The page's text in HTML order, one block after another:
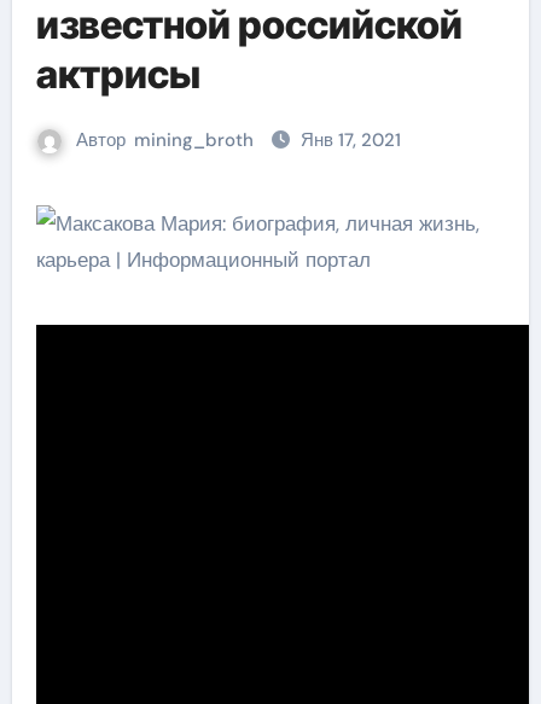
известной российской
актрисы
Автор mining_broth Янв 17, 2021